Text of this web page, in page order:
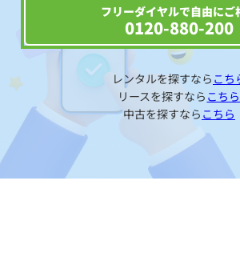
フリーダイヤルで自由にご
0120-880-200
レンタルを探すなら こち
リースを探すなら こちら
中古を探すなら こちら